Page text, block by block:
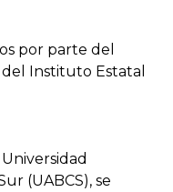
por parte del
Instituto Estatal
(UABCS), se